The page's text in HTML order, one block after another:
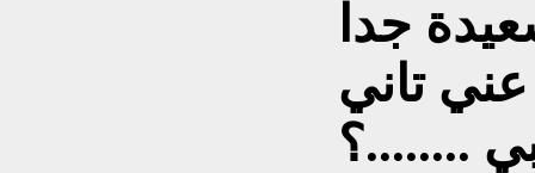
جدا
تاني
........؟